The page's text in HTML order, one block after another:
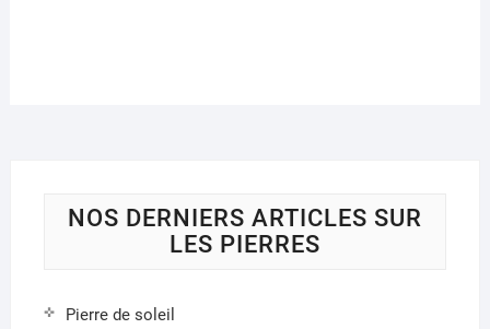
la
page
NOS DERNIERS ARTICLES SUR
LES PIERRES
Pierre de soleil